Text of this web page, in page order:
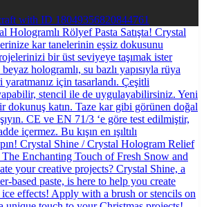
with ID 18049356820844761